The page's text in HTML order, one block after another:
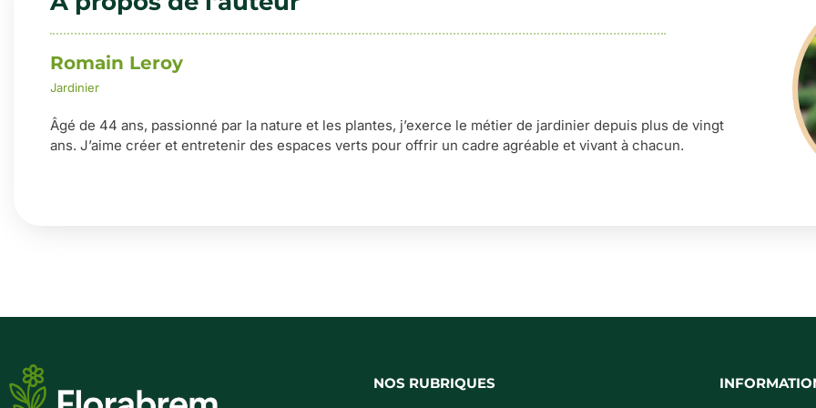
Romain Leroy
Jardinier
Âgé de 44 ans, passionné par la nature et les plantes, j’exerce le métier de jardinier depuis plus de vingt
ans. J’aime créer et entretenir des espaces verts pour offrir un cadre agréable et vivant à chacun.
NOS RUBRIQUES